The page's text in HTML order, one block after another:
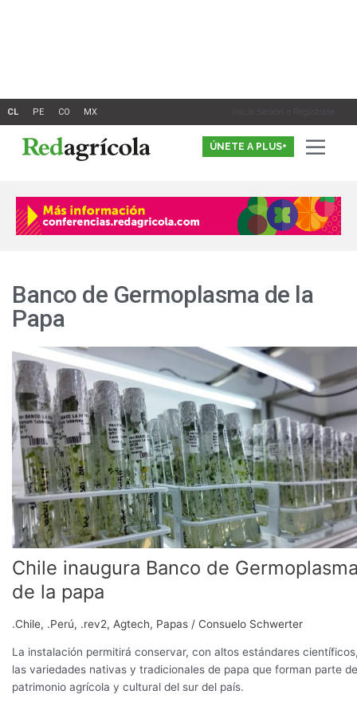
Inicia Sesión o Registrate
ÚNETE A PLUS+
Banco de Germoplasma de la
Papa
Chile inaugura Banco de
de la papa
.Chile, .Perú, .rev2, Agtech, Papas / Consuelo Schwerter
La instalación permitirá conservar, con altos estándares
las variedades nativas y tradicionales de papa que forman parte
patrimonio agrícola y cultural del sur del país.
Chile
inaugura
Banco
de
Germoplasma
de
papa